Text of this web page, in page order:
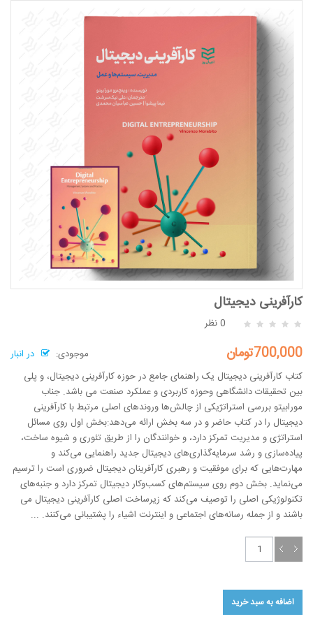
کارآفرینی دیجیتال
0 نظر
700,000تومان موجودی:
در انبار
کتاب کارآفرینی دیجیتال یک راهنمای جامع در حوزه کارآفرینی دیجیتال، و پلی
بین تحقیقات دانشگاهی وحوزه کاربردی و عملکرد صنعت می­ باشد. جناب
مورابیتو بررسی استراتژیکی از چالش‌ها وروندهای اصلی مرتبط با کارآفرینی
دیجیتال را در کتاب حاضر و در سه بخش ارائه می‌دهد:بخش اول روی مسائل
استراتژی و مدیریت تمرکز دارد، و خوانندگان را از طریق تئوری و شیوه ساخت،
پیاده‌سازی و رشد سرمایه‌گذاری‌های دیجیتال جدید راهنمایی می‌کند و
مهارت‌هایی که برای موفقیت و رهبری کارآفرینان دیجیتال ضروری است را ترسیم
می‌نماید. بخش دوم روی سیستم‌های کسب‌وکار دیجیتال تمرکز دارد و جنبه‌های
تکنولوژیکی اصلی‌ را توصیف می‌کند که زیرساخت اصلی کارآفرینی دیجیتال می
باشند و از جمله رسانه‌های اجتماعی و اینترنت اشیاء را پشتیبانی می‌کنند. ...